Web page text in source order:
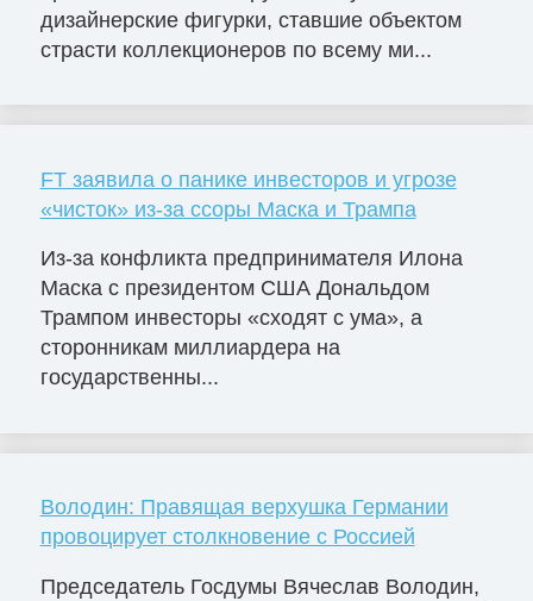
дизайнерские фигурки, ставшие объектом
страсти коллекционеров по всему ми...
FT заявила о панике инвесторов и угрозе
«чисток» из-за ссоры Маска и Трампа
Из-за конфликта предпринимателя Илона
Маска с президентом США Дональдом
Трампом инвесторы «сходят с ума», а
сторонникам миллиардера на
государственны...
Володин: Правящая верхушка Германии
провоцирует столкновение с Россией
Председатель Госдумы Вячеслав Володин,